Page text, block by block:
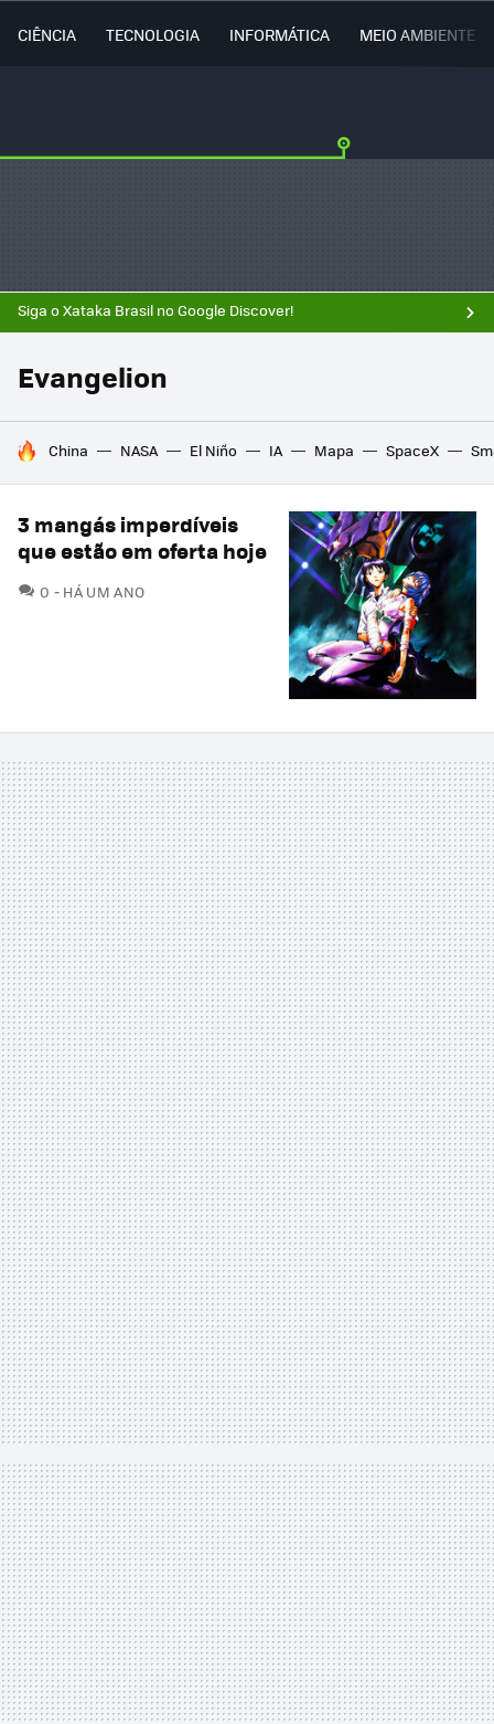
CIÊNCIA TECNOLOGIA INFORMÁTICA MEIO AMBIENTE
Siga o Xataka Brasil no Google Discover!
Evangelion
TENDÊNCIAS DO DIA
China NASA El Niño IA Mapa SpaceX
3 mangás imperdíveis
que estão em oferta hoje
0 COMENTÁRIOS
HÁ UM ANO